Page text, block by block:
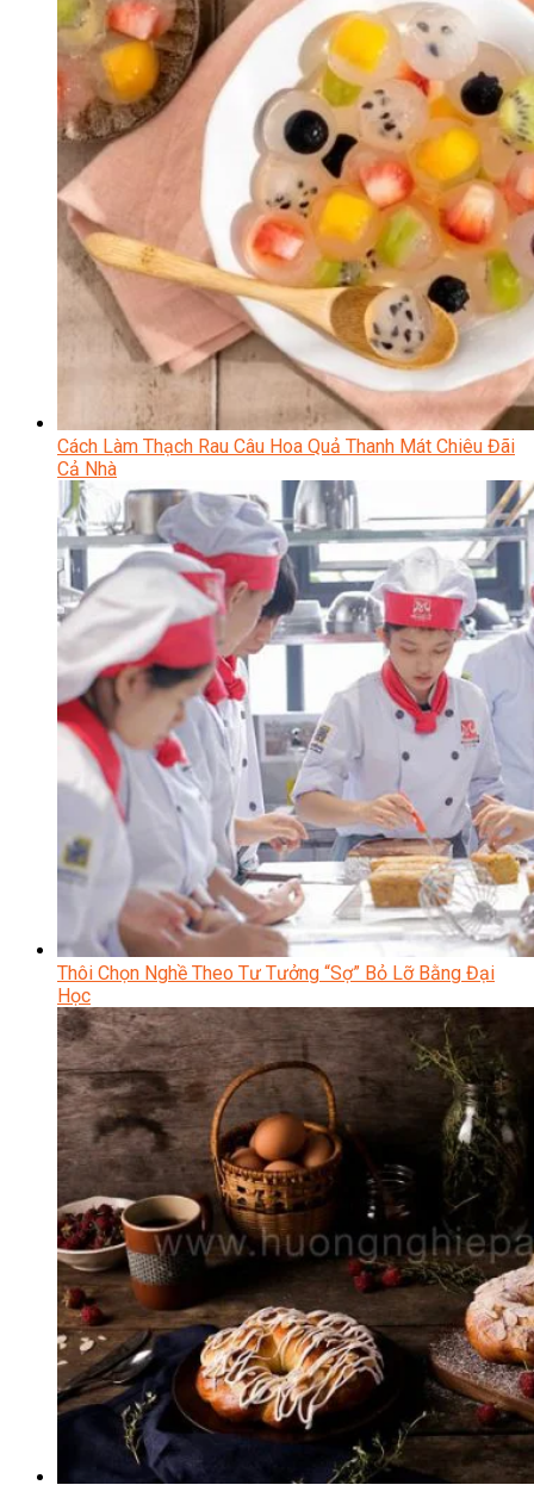
Cách Làm Thạch Rau Câu Hoa Quả Thanh Mát Chiêu Đãi
Cả Nhà
Thôi Chọn Nghề Theo Tư Tưởng “Sợ” Bỏ Lỡ Bằng Đại
Học